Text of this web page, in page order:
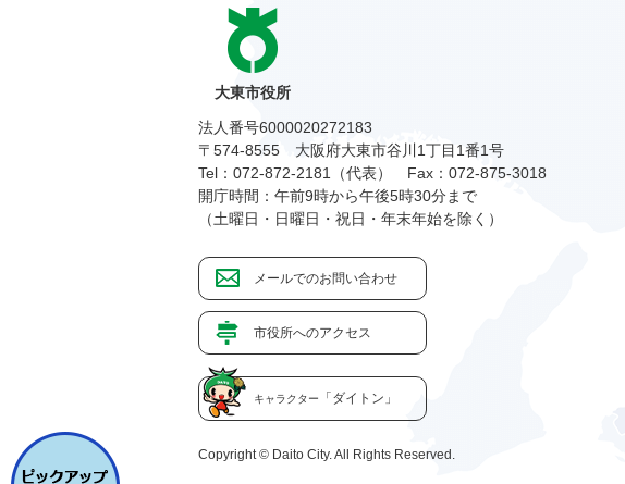
大東市役所
法人番号6000020272183
〒574-8555 大阪府大東市谷川1丁目1番1号
Tel：072-872-2181（代表）
Fax：072-875-3018
開庁時間：午前9時から午後5時30分まで
（土曜日・日曜日・祝日・年末年始を除く）
メールでのお問い合わせ
市役所へのアクセス
キャラクター 「ダイトン」
Copyright © Daito City. All Rights Reserved.